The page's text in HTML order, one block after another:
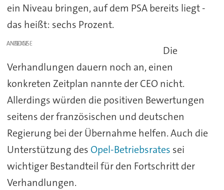
ein Niveau bringen, auf dem PSA bereits liegt -
das heißt: sechs Prozent.
ANZEIGE
Die
Verhandlungen dauern noch an, einen
konkreten Zeitplan nannte der CEO nicht.
Allerdings würden die positiven Bewertungen
seitens der französischen und deutschen
Regierung bei der Übernahme helfen. Auch die
Unterstützung des Opel-Betriebsrates sei
wichtiger Bestandteil für den Fortschritt der
Verhandlungen.